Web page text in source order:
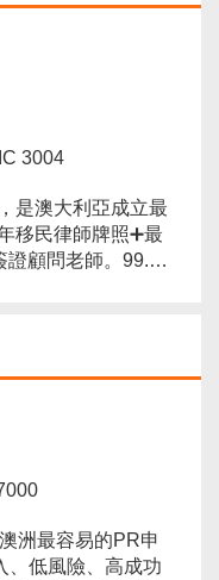
3004
是澳大利亞成立最
移民律師牌照➕最
顧問老師。99.9%
區技術移民，820
大利亞悉尼CBD，
洲最容易的PR申
低風險、高成功